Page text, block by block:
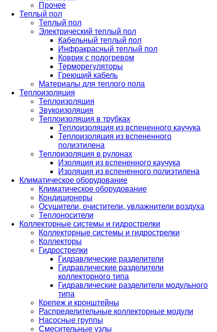
Прочее
Теплый пол
Теплый пол
Электрический теплый пол
Кабельный теплый пол
Инфракрасный теплый пол
Коврик с подогревом
Терморегуляторы
Греющий кабель
Материалы для теплого пола
Теплоизоляция
Теплоизоляция
Звукоизоляция
Теплоизоляция в трубках
Теплоизоляция из вспененного каучука
Теплоизоляция из вспененного
полиэтилена
Теплоизоляция в рулонах
Изоляция из вспененного каучука
Изоляция из вспененного полиэтилена
Климатическое оборудование
Климатическое оборудование
Кондиционеры
Осушители, очистители, увлажнители воздуха
Теплоносители
Коллекторные системы и гидрострелки
Коллекторные системы и гидрострелки
Коллекторы
Гидрострелки
Гидравлические разделители
Гидравлические разделители
коллекторного типа
Гидравлические разделители модульного
типа
Крепеж и кронштейны
Распределительные коллекторные модули
Насосные группы
Смесительные узлы